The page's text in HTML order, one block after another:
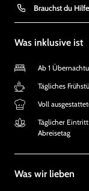
Brauchst du
Was inklusive ist
Ab 1
Tägliches
Voll
Täglicher
Abreisetag
Was wir lieben